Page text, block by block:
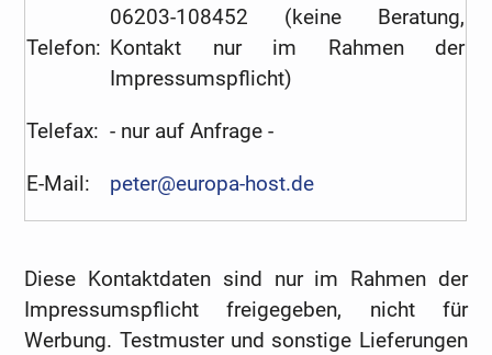
Telefon:
06203-108452 (keine Beratung,
Kontakt nur im Rahmen der
Impressumspflicht)
Telefax: - nur auf Anfrage -
E-Mail: peter@europa-host.de
Diese Kontaktdaten sind nur im Rahmen der
Impressumspflicht freigegeben, nicht für
Werbung. Testmuster und sonstige Lieferungen